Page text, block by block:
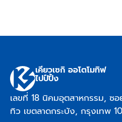
เคียวเซกิ ออโตโมทิฟ
ไปป์ปิ้ง
เลขที่ 18 นิคมอุตสาหกรรม, ซ
ทิว เขตลาดกระบัง, กรุงเทพ